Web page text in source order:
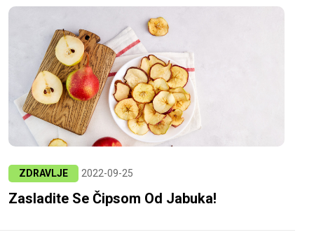
ZDRAVLJE 2022-09-25
Zasladite Se Čipsom Od Jabuka!